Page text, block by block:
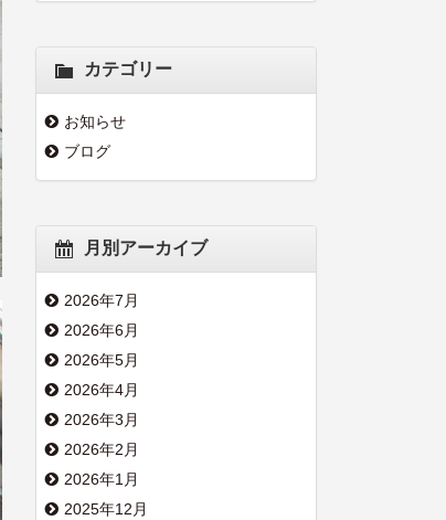
カテゴリー
お知らせ
ブログ
月別アーカイブ
2026年7月
2026年6月
2026年5月
2026年4月
2026年3月
2026年2月
2026年1月
2025年12月